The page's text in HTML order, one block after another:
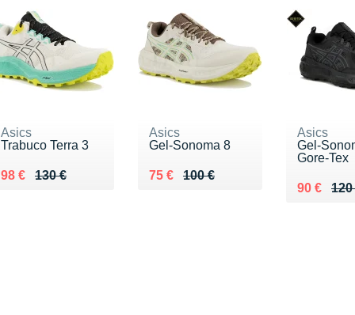
Asics
Trabuco Terra 3
130 €
Au lieu de 130 €
98 €
Vendu 98 €
Asics
Gel-Sonoma 8
100 €
Au lieu de 100 €
75 €
Vendu 75 €
Asics
Gel-
Gore-Tex
120
Au lieu
90 €
Vendu 90